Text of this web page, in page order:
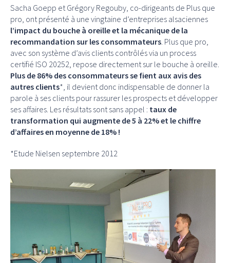
Sacha Goepp et Grégory Regouby, co-dirigeants de Plus que
pro, ont présenté à une vingtaine d’entreprises alsaciennes
l’impact du bouche à oreille et la mécanique de la
recommandation sur les consommateurs . Plus que pro,
avec son système d’avis clients contrôlés via un process
certifié ISO 20252, repose directement sur le bouche à oreille.
Plus de 86% des consommateurs se fient aux avis des
autres clients*, il devient donc indispensable de donner la
parole à ses clients pour rassurer les prospects et développer
ses affaires. Les résultats sont sans appel : taux de
transformation qui augmente de 5 à 22% et le chiffre
d’affaires en moyenne de 18% !
*Etude Nielsen septembre 2012